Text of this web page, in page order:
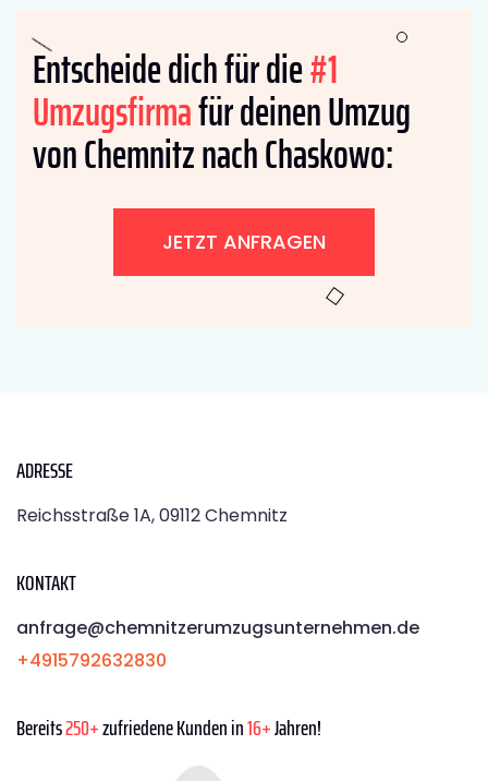
Entscheide dich für die#1
Umzugsfirmafür deinen Umzug
von Chemnitz nach Chaskowo:
JETZT ANFRAGEN
ADRESSE
Reichsstraße 1A, 09112 Chemnitz
KONTAKT
anfrage@chemnitzerumzugsunternehmen.de
+4915792632830
Bereits250+zufriedene Kunden in16+Jahren!